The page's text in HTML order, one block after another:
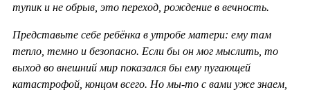
тупик и не обрыв, это переход, рождение в вечность.
Представьте себе ребёнка в утробе матери: ему там
тепло, темно и безопасно. Если бы он мог мыслить, то
выход во внешний мир показался бы ему пугающей
катастрофой, концом всего. Но мы-то с вами уже знаем,